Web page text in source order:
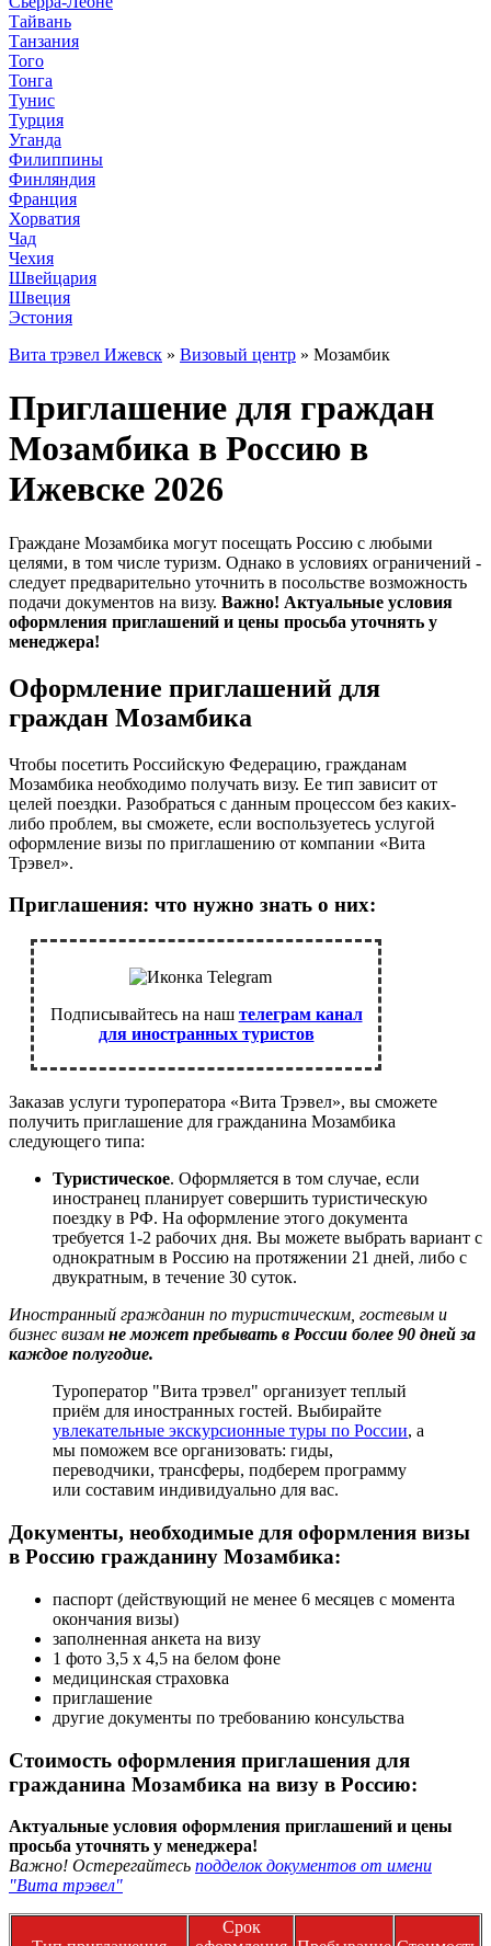
Тайвань
Танзания
Того
Тонга
Тунис
Турция
Уганда
Филиппины
Финляндия
Франция
Хорватия
Чад
Чехия
Швейцария
Швеция
Эстония
Вита трэвел Ижевск » Визовый центр » Мозамбик
Приглашение для граждан
Мозамбика в Россию в
Ижевске 2026
Граждане Мозамбика могут посещать Россию с любыми
целями, в том числе туризм. Однако в условиях ограничений -
следует предварительно уточнить в посольстве возможность
подачи документов на визу. Важно! Актуальные условия
оформления приглашений и цены просьба уточнять у
менеджера!
Оформление приглашений для
граждан Мозамбика
Чтобы посетить Российскую Федерацию, гражданам
Мозамбика необходимо получать визу. Ее тип зависит от
целей поездки. Разобраться с данным процессом без каких-
либо проблем, вы сможете, если воспользуетесь услугой
оформление визы по приглашению от компании «Вита
Трэвел».
Приглашения: что нужно знать о них:
Подписывайтесь на наш телеграм канал
для иностранных туристов
Заказав услуги туроператора «Вита Трэвел», вы сможете
получить приглашение для гражданина Мозамбика
следующего типа:
Туристическое. Оформляется в том случае, если
иностранец планирует совершить туристическую
поездку в РФ. На оформление этого документа
требуется 1-2 рабочих дня. Вы можете выбрать вариант с
однократным в Россию на протяжении 21 дней, либо с
двукратным, в течение 30 суток.
Иностранный гражданин по туристическим, гостевым и
бизнес визам не может пребывать в России более 90 дней за
каждое полугодие.
Туроператор "Вита трэвел" организует теплый
приём для иностранных гостей. Выбирайте
увлекательные экскурсионные туры по России, а
мы поможем все организовать: гиды,
переводчики, трансферы, подберем программу
или составим индивидуально для вас.
Документы, необходимые для оформления визы
в Россию гражданину Мозамбика:
паспорт (действующий не менее 6 месяцев с момента
окончания визы)
заполненная анкета на визу
1 фото 3,5 х 4,5 на белом фоне
медицинская страховка
приглашение
другие документы по требованию консульства
Стоимость оформления приглашения для
гражданина Мозамбика на визу в Россию:
Актуальные условия оформления приглашений и цены
просьба уточнять у менеджера!
Важно! Остерегайтесь подделок документов от имени
"Вита трэвел"
Срок